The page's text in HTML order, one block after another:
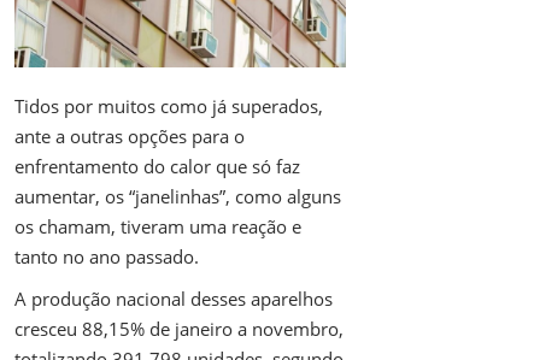
Tidos por muitos como já superados,
ante a outras opções para o
enfrentamento do calor que só faz
aumentar, os “janelinhas”, como alguns
os chamam, tiveram uma reação e
tanto no ano passado.
A produção nacional desses aparelhos
cresceu 88,15% de janeiro a novembro,